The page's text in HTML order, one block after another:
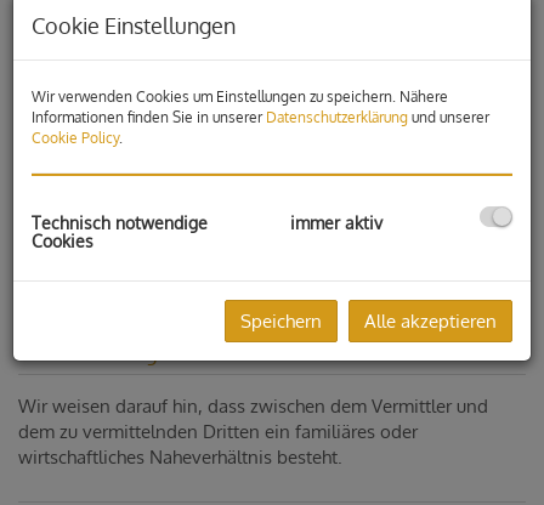
Wir weisen darauf hin, dass zwischen dem Vermittler und
dem zu vermittelnden Dritten ein familiäres oder
wirtschaftliches Naheverhältnis besteht.
Cookie Einstellungen
Wir verwenden Cookies um Einstellungen zu speichern. Nähere
Informationen finden Sie in unserer Datenschutzerklärung und unserer
Cookie Policy.
Technisch notwendige
Cookies
immer aktiv
Speichern Alle akzeptieren